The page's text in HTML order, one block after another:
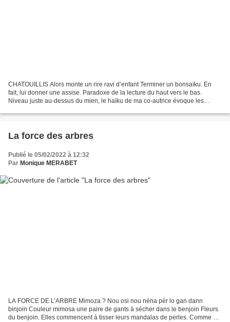
CHATOUILLIS Alors monte un rire ravi d’enfant Terminer un bonsaïku. En
fait, lui donner une assise. Paradoxe de la lecture du haut vers le bas.
Niveau juste au-dessus du mien, le haïku de ma co-autrice évoque les
La force des arbres
Publié le 05/02/2022 à 12:32
Par Monique MERABET
LA FORCE DE L’ARBRE Mimoza ? Nou osi nou néna pèr lo gan dann
binjoin Couleur mimosa une paire de gants à sécher dans le benjoin Fleurs
du benjoin. Elles commencent à tisser leurs mandalas de perles. Comme un